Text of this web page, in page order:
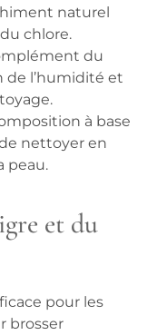
naturel
chlore.
du
de l’humidité et
à base
nettoyer en
peau.
et du
pour les
brosser